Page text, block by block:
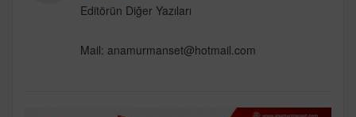
Editörün Diğer Yazıları
Mail: anamurmanset@hotmail.com